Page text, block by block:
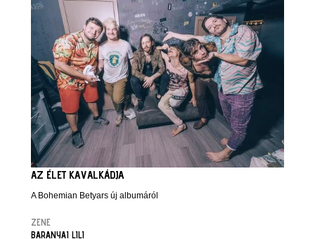
AZ ÉLET KAVALKÁDJA
A Bohemian Betyars új albumáról
ZENE
BARANYAI LILI